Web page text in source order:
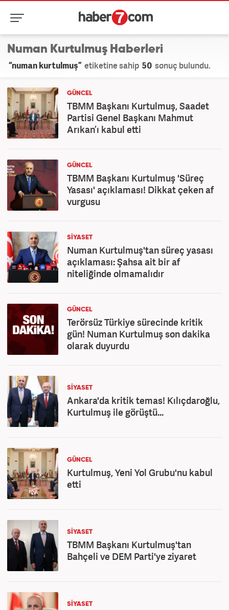
Numan Kurtulmuş Haberleri
“numan kurtulmuş” etiketine sahip 50 sonuç bulundu.
GÜNCEL
TBMM Başkanı Kurtulmuş, Saadet
Partisi Genel Başkanı Mahmut
Arıkan’ı kabul etti
GÜNCEL
TBMM Başkanı Kurtulmuş 'Süreç
Yasası' açıklaması! Dikkat çeken af
vurgusu
SİYASET
Numan Kurtulmuş'tan süreç yasası
açıklaması: Şahsa ait bir af
niteliğinde olmamalıdır
GÜNCEL
Terörsüz Türkiye sürecinde kritik
gün! Numan Kurtulmuş son dakika
olarak duyurdu
SİYASET
Ankara'da kritik temas! Kılıçdaroğlu,
Kurtulmuş ile görüştü...
GÜNCEL
Kurtulmuş, Yeni Yol Grubu'nu kabul
etti
SİYASET
TBMM Başkanı Kurtulmuş'tan
Bahçeli ve DEM Parti'ye ziyaret
SİYASET